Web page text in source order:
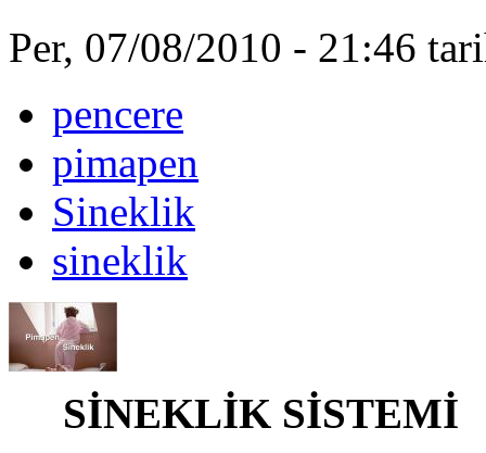
Per, 07/08/2010 - 21:46
pencere
pimapen
Sineklik
sineklik
SİNEKLİK SİSTEMİ